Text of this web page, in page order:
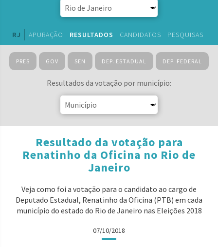
RJ APURAÇÃO RESULTADOS CANDIDATOS PESQUISAS
PRES GOV SEN DEP. ESTADUAL DEP. FEDERAL
Resultados da votação por município:
Resultado da votação para
Renatinho da Oficina no Rio de
Janeiro
Veja como foi a votação para o candidato ao cargo de
Deputado Estadual, Renatinho da Oficina (PTB) em cada
município do estado do Rio de Janeiro nas Eleições 2018
07/10/2018